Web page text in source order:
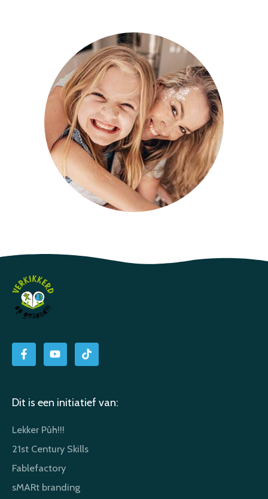
Dit is een initiatief van:
Lekker Pûh!!!
21st Century Skills
Fablefactory
sMARt branding